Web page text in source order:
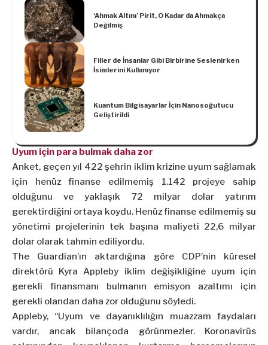
‘Ahmak Altını’ Pirit, O Kadar da Ahmakça
Değilmiş
Filler de İnsanlar Gibi Birbirine Seslenirken
İsimlerini Kullanıyor
Kuantum Bilgisayarlar İçin Nanosoğutucu
Geliştirildi
Uyum için para bulmak daha zor
Anket, geçen yıl 422 şehrin iklim krizine uyum sağlamak
için henüz finanse edilmemiş 1.142 projeye sahip
olduğunu ve yaklaşık 72 milyar dolar yatırım
gerektirdiğini ortaya koydu. Henüz finanse edilmemiş su
yönetimi projelerinin tek başına maliyeti 22,6 milyar
dolar olarak tahmin ediliyordu.
The Guardian’ın aktardığına göre CDP’nin küresel
direktörü Kyra Appleby iklim değişikliğine uyum için
gerekli finansmanı bulmanın emisyon azaltımı için
gerekli olandan daha zor olduğunu söyledi.
Appleby, “Uyum ve dayanıklılığın muazzam faydaları
vardır, ancak bilançoda görünmezler. Koronavirüs